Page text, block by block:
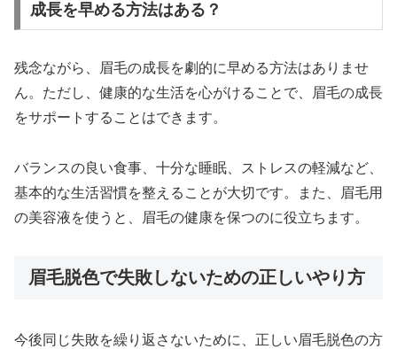
成長を早める方法はある？
残念ながら、眉毛の成長を劇的に早める方法はありませ
ん。ただし、健康的な生活を心がけることで、眉毛の成長
をサポートすることはできます。
バランスの良い食事、十分な睡眠、ストレスの軽減など、
基本的な生活習慣を整えることが大切です。また、眉毛用
の美容液を使うと、眉毛の健康を保つのに役立ちます。
眉毛脱色で失敗しないための正しいやり方
今後同じ失敗を繰り返さないために、正しい眉毛脱色の方